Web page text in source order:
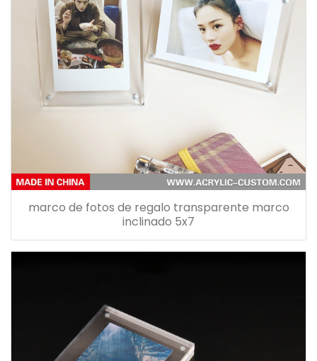
marco de fotos de regalo transparente marco
inclinado 5x7